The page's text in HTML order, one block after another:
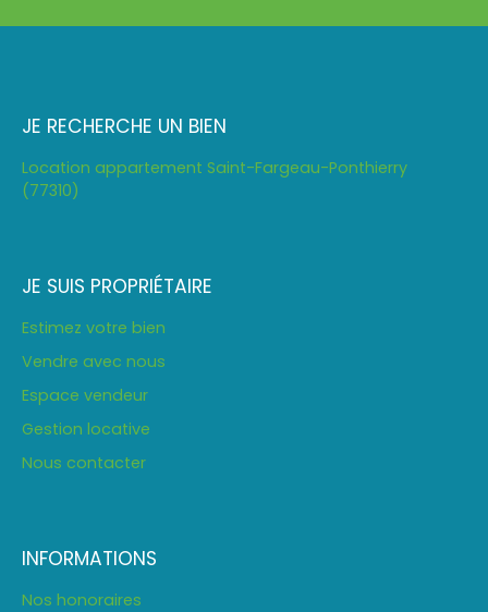
JE RECHERCHE UN BIEN
Location appartement Saint-Fargeau-Ponthierry
(77310)
JE SUIS PROPRIÉTAIRE
Estimez votre bien
Vendre avec nous
Espace vendeur
Gestion locative
Nous contacter
INFORMATIONS
Nos honoraires